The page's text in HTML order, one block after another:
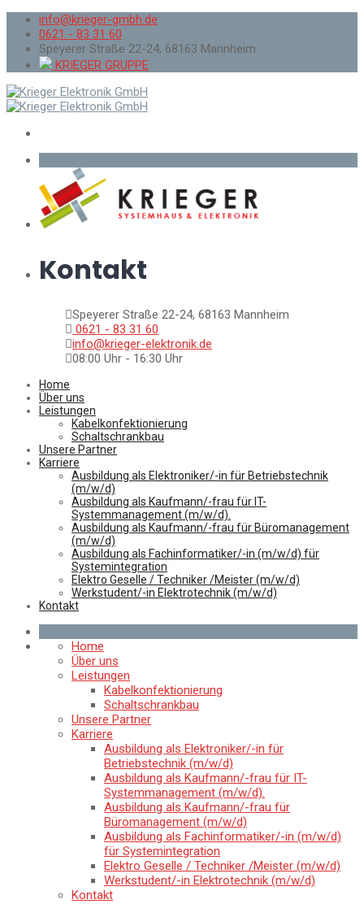
info@krieger-gmbh.de
0621 - 83 31 60
Speyerer Straße 22-24, 68163 Mannheim
KRIEGER GRUPPE
Kontakt
Speyerer Straße 22-24, 68163 Mannheim
0621 - 83 31 60
info@krieger-elektronik.de
08:00 Uhr - 16:30 Uhr
Home
Über uns
Leistungen
Kabelkonfektionierung
Schaltschrankbau
Unsere Partner
Karriere
Ausbildung als Elektroniker/-in für Betriebstechnik
(m/w/d)
Ausbildung als Kaufmann/-frau für IT-
Systemmanagement (m/w/d).
Ausbildung als Kaufmann/-frau für Büromanagement
(m/w/d)
Ausbildung als Fachinformatiker/-in (m/w/d) für
Systemintegration
Elektro Geselle / Techniker /Meister (m/w/d)
Werkstudent/-in Elektrotechnik (m/w/d)
Kontakt
Home
Über uns
Leistungen
Kabelkonfektionierung
Schaltschrankbau
Unsere Partner
Karriere
Ausbildung als Elektroniker/-in für
Betriebstechnik (m/w/d)
Ausbildung als Kaufmann/-frau für IT-
Systemmanagement (m/w/d).
Ausbildung als Kaufmann/-frau für
Büromanagement (m/w/d)
Ausbildung als Fachinformatiker/-in (m/w/d)
für Systemintegration
Elektro Geselle / Techniker /Meister (m/w/d)
Werkstudent/-in Elektrotechnik (m/w/d)
Kontakt